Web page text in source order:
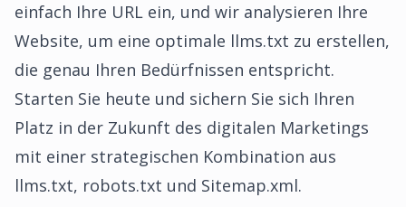
einfach Ihre URL ein, und wir analysieren Ihre
Website, um eine optimale llms.txt zu erstellen,
die genau Ihren Bedürfnissen entspricht.
Starten Sie heute und sichern Sie sich Ihren
Platz in der Zukunft des digitalen Marketings
mit einer strategischen Kombination aus
llms.txt, robots.txt und Sitemap.xml.